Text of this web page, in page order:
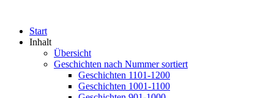
Start
Inhalt
Übersicht
Geschichten nach Nummer sortiert
Geschichten 1101-1200
Geschichten 1001-1100